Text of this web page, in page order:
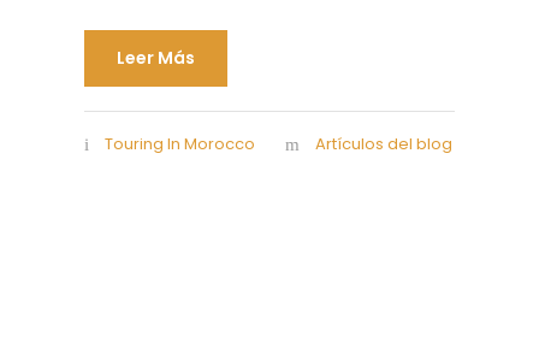
Leer Más
Touring In Morocco Artículos del blog